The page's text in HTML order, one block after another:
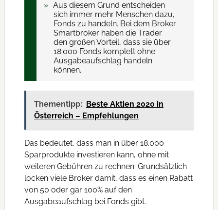
Aus diesem Grund entscheiden
sich immer mehr Menschen dazu,
Fonds zu handeln. Bei dem Broker
Smartbroker haben die Trader
den großen Vorteil, dass sie über
18.000 Fonds komplett ohne
Ausgabeaufschlag handeln
können.
Thementipp: Beste Aktien 2020 in
Österreich – Empfehlungen
Das bedeutet, dass man in über 18.000
Sparprodukte investieren kann, ohne mit
weiteren Gebühren zu rechnen. Grundsätzlich
locken viele Broker damit, dass es einen Rabatt
von 50 oder gar 100% auf den
Ausgabeaufschlag bei Fonds gibt.